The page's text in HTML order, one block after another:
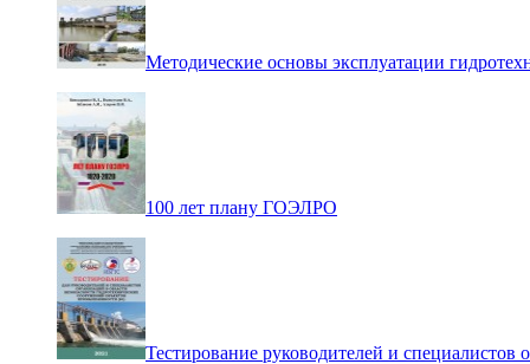
Методические основы эксплуатации
100 лет плану ГОЭЛРО
Тестирование руководителей и специалистов